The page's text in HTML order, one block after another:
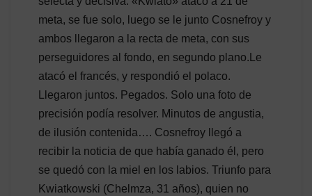
meta, se fue solo, luego se le junto Cosnefroy y
ambos llegaron a la recta de meta, con sus
perseguidores al fondo, en segundo plano.Le
atacó el francés, y respondió el polaco.
Llegaron juntos. Pegados. Solo una foto de
precisión podía resolver. Minutos de angustia,
de ilusión contenida…. Cosnefroy llegó a
recibir la noticia de que había ganado él, pero
se quedó con la miel en los labios. Triunfo para
Kwiatkowski (Chelmza, 31 años), quien no